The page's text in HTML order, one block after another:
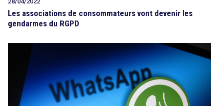
Les associations de consommateurs vont devenir les
gendarmes du RGPD